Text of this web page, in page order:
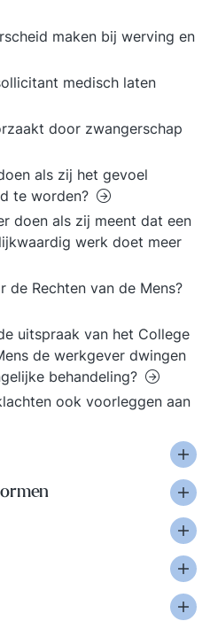
maken bij werving en
medisch laten
door zwangerschap
als zij het gevoel
te worden?
doen als zij meent dat een
werk doet meer
Rechten van de Mens?
uitspraak van het College
de werkgever dwingen
behandeling?
ook voorleggen aan